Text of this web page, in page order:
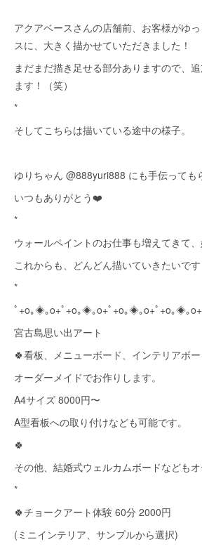
アクアベースさんの店舗前、お客様がゆ
スに、大きく描かせていただきました！
まだまだ描き足せる部分ありますので、
ます！（笑）
*
そしてこちらは描いている途中の様子。
ゆりちゃん @888yuri888 にも手伝っても
いつもありがとう❤️
*
ウォールペイントのお仕事も増えてきて、
これからも、どんどん描いていきたいです
*
ﾟ+o｡◈｡o+ﾟ+o｡◈｡o+ﾟ+o｡◈｡o+ﾟ+o｡◈｡o+
宮古島思い出アート
🍀看板、メニューボード、インテリアボー
オーダーメイドでお作りします。
A4サイズ 8000円〜
A型看板への取り付けなども可能です。
🍀
その他、結婚式ウェルカムボードなども
*
🍀チョークアート体験 60分 2000円
(ミニインテリア、サンプルから選択)